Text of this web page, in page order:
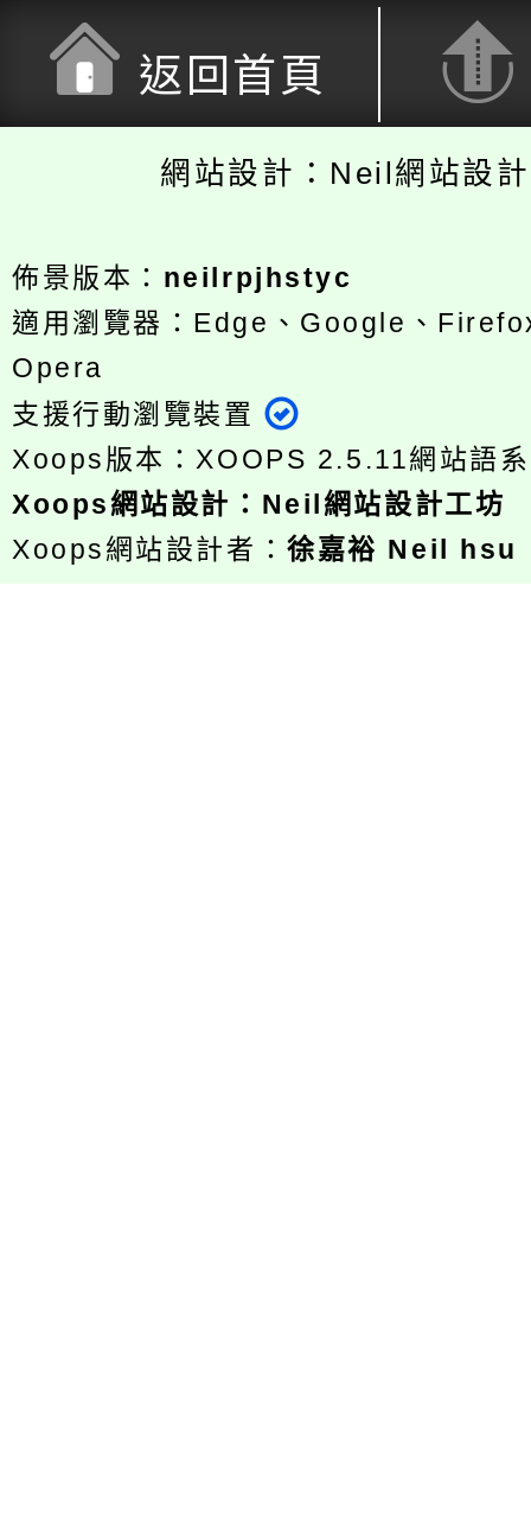
返回首頁
網站設計：Neil網站設
佈景版本： neilrpjhstyc
適用瀏覽器：Edge、Google、
Opera
支援行動瀏覽裝置
Xoops版本： XOOPS 2.5.11網站語
Xoops網站設計 ： Neil網站設計工坊
Xoops網站設計者：徐嘉裕 Neil hsu